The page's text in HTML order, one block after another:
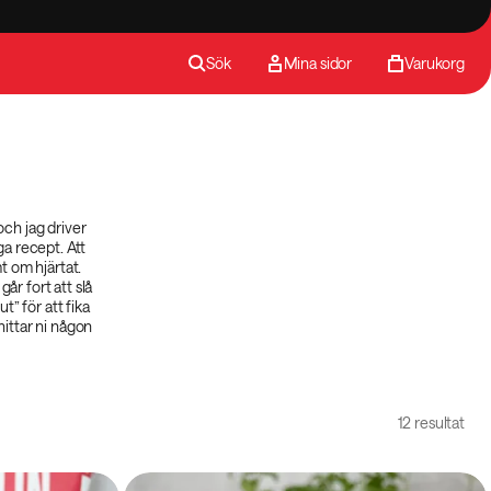
Sök Mina sidor Varukorg
jag driver
recept. Att
om hjärtat.
fort att slå
för att fika
ni någon
12 resultat